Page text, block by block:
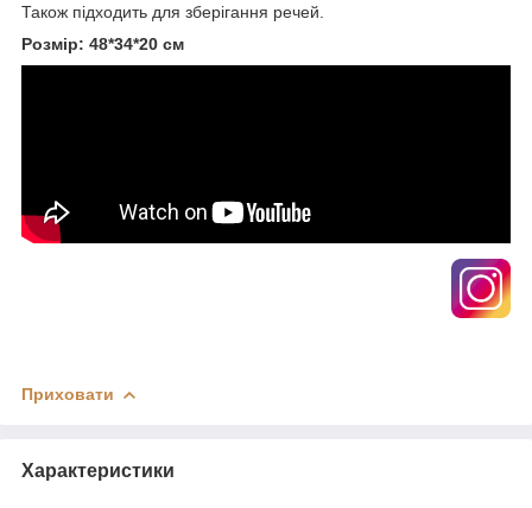
Також підходить для зберігання речей.
Розмір: 48*34*20 см
Приховати
Характеристики